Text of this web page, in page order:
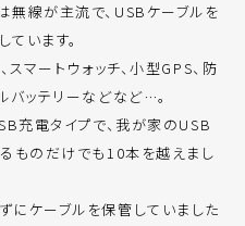
線が主流で、USBケーブルを
います。
スマートウォッチ、小型GPS、防
バッテリーなどなど…。
充電タイプで、我が家のUSB
ものだけでも10本を越えまし
ケーブルを保管していました